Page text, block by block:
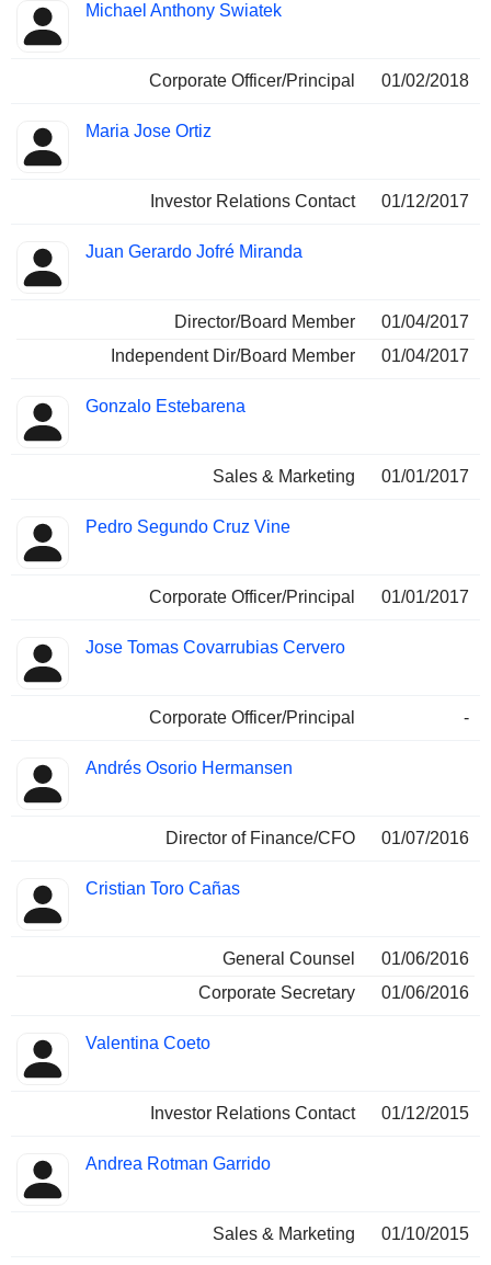
Michael Anthony Swiatek
Corporate Officer/Principal 01/02/2018
Maria Jose Ortiz
Investor Relations Contact 01/12/2017
Juan Gerardo Jofré Miranda
Director/Board Member
01/04/2017
Independent Dir/Board Member
01/04/2017
Gonzalo Estebarena
Sales & Marketing 01/01/2017
Pedro Segundo Cruz Vine
Corporate Officer/Principal 01/01/2017
Jose Tomas Covarrubias Cervero
Corporate Officer/Principal -
Andrés Osorio Hermansen
Director of Finance/CFO 01/07/2016
Cristian Toro Cañas
General Counsel
01/06/2016
Corporate Secretary
01/06/2016
Valentina Coeto
Investor Relations Contact 01/12/2015
Andrea Rotman Garrido
Sales & Marketing 01/10/2015